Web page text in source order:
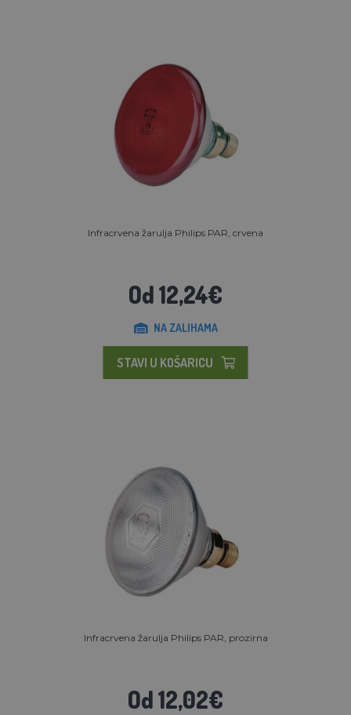
Infracrvena žarulja Philips PAR, crvena
Od 12,24€
NA ZALIHAMA
STAVI U KOŠARICU
Infracrvena žarulja Philips PAR, prozirna
Od 12,02€